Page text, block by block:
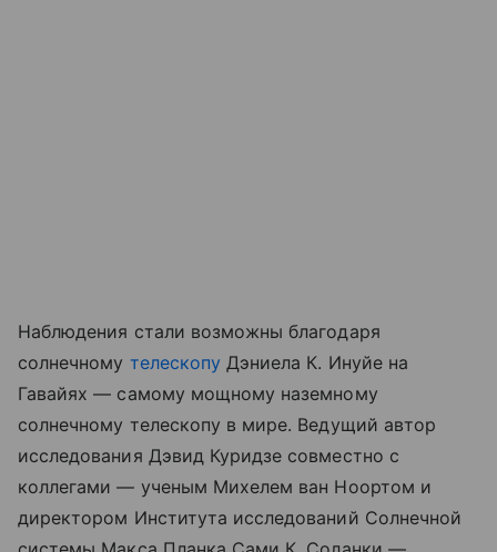
Наблюдения стали возможны благодаря
солнечному телескопу Дэниела К. Инуйе на
Гавайях — самому мощному наземному
солнечному телескопу в мире. Ведущий автор
исследования Дэвид Куридзе совместно с
коллегами — ученым Михелем ван Ноортом и
директором Института исследований Солнечной